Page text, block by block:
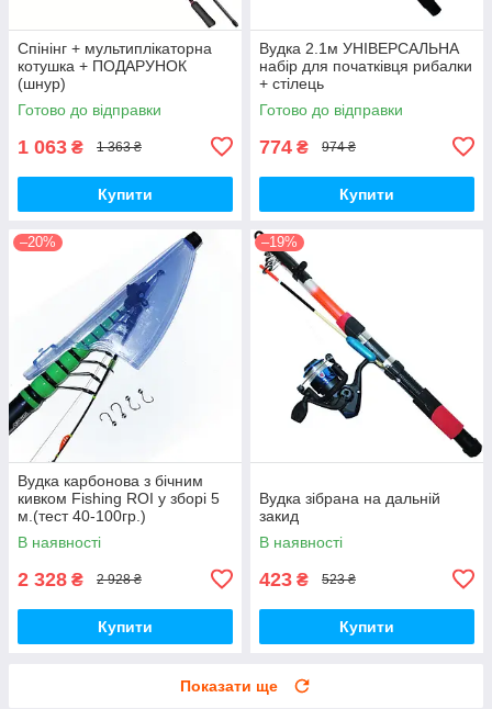
Спінінг + мультиплікаторна
котушка + ПОДАРУНОК
(шнур)
Готово до відправки
1 063 ₴ 1 363 ₴
Купити
Вудка 2.1м УНІВЕРСАЛЬНА
набір для початківця рибалки
+ стілець
Готово до відправки
774 ₴ 974 ₴
Купити
–20%
Вудка карбонова з бічним
кивком Fishing ROI у зборі 5
м.(тест 40-100гр.)
В наявності
2 328 ₴ 2 928 ₴
Купити
–19%
Вудка зібрана на дальній
закид
В наявності
423 ₴ 523 ₴
Купити
Показати ще